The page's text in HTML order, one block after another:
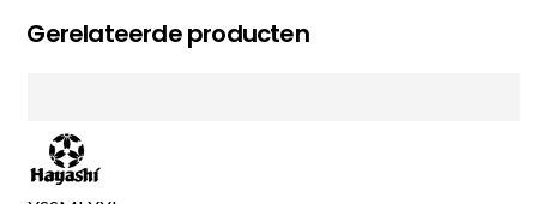
Gerelateerde producten